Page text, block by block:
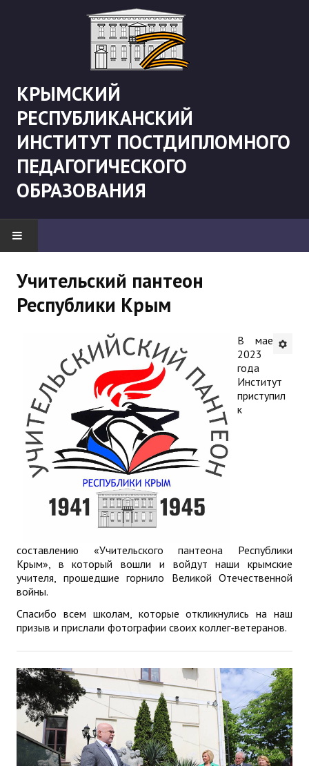
КРЫМСКИЙ
РЕСПУБЛИКАНСКИЙ
ИНСТИТУТ ПОСТДИПЛОМНОГО
ПЕДАГОГИЧЕСКОГО
ОБРАЗОВАНИЯ
"Боевая" русистика
АНОНСЫ
ИНСТИТУТ
Противодействие коррупции
В ПОМОЩЬ УЧИТЕЛЮ
Организация УВП
Карта ГИА РК
Советуем прочитать
ДПО
Профессиональная переподготовка
Повышение квалификации
КОНТАКТЫ
Учительский пантеон
Республики Крым
В мае
2023
года
Институт
приступил
к
составлению «Учительского пантеона Республики
Крым», в который вошли и войдут наши крымские
учителя, прошедшие горнило Великой Отечественной
войны.
Спасибо всем школам, которые откликнулись на наш
призыв и прислали фотографии своих коллег-ветеранов.